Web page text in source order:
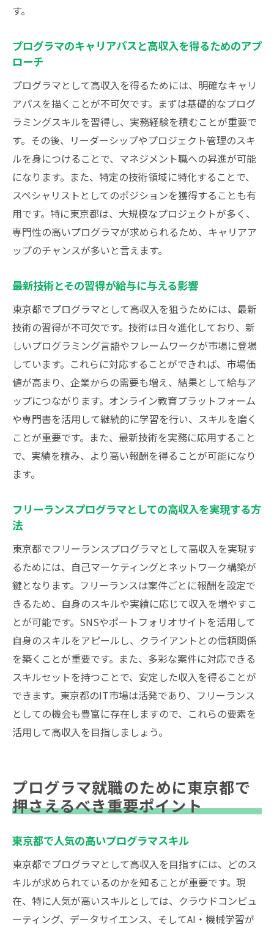
得るためのステップ
高給与求人の見つけ方と応募時のポイント
プログラマが高収入を得るための計画作り
インターンシップから高収入へつながる道
リモートワークの普及と給与の関係
プログラマとしての長期的なキャリア設計
プログラマ就職を成功させるための東京都での
具体的なアプローチ
東京都内のIT企業の特徴と選び方
成功するための効果的な履歴書とポートフ
面接対策と自信を持つための準備
ネットワーキングイベントとその活用方法
IT業界の最新トレンドを押さえる方法
企業研究と適した企業の見つけ方
東京都のプログラマが高年収を実現するために
必要なスキルと知識
需要の高いプログラミング言語と技術
プロジェクト管理スキルの重要性
チームワークとコミュニケーションスキル
継続的な学習と自己研鑽の方法
プログラマ就職を目指すなら東京都でのキャリ
アアップ方法を徹底解説
キャリアコンサルティングの活用法
オンライン学習とその効果的な活用方法
業界イベントとカンファレンス参加のメリ
ット
実務経験を積むためのインターンシップの
重要性
コミュニティ参加と人脈作り
キャリアアップのための目標設定と達成方
す。
プログラマのキャリアパスと高収入を得るためのアプ
ローチ
プログラマとして高収入を得るためには、明確なキャリ
アパスを描くことが不可欠です。まずは基礎的なプログ
ラミングスキルを習得し、実務経験を積むことが重要で
す。その後、リーダーシップやプロジェクト管理のスキ
ルを身につけることで、マネジメント職への昇進が可能
になります。また、特定の技術領域に特化することで、
スペシャリストとしてのポジションを獲得することも有
用です。特に東京都は、大規模なプロジェクトが多く、
専門性の高いプログラマが求められるため、キャリアア
ップのチャンスが多いと言えます。
最新技術とその習得が給与に与える影響
東京都でプログラマとして高収入を狙うためには、最新
技術の習得が不可欠です。技術は日々進化しており、新
しいプログラミング言語やフレームワークが市場に登場
しています。これらに対応することができれば、市場価
値が高まり、企業からの需要も増え、結果として給与ア
ップにつながります。オンライン教育プラットフォーム
や専門書を活用して継続的に学習を行い、スキルを磨く
ことが重要です。また、最新技術を実務に応用すること
で、実績を積み、より高い報酬を得ることが可能になり
ます。
フリーランスプログラマとしての高収入を実現する方
法
東京都でフリーランスプログラマとして高収入を実現す
るためには、自己マーケティングとネットワーク構築が
鍵となります。フリーランスは案件ごとに報酬を設定で
きるため、自身のスキルや実績に応じて収入を増やすこ
とが可能です。SNSやポートフォリオサイトを活用して
自身のスキルをアピールし、クライアントとの信頼関係
を築くことが重要です。また、多彩な案件に対応できる
スキルセットを持つことで、安定した収入を得ることが
できます。東京都のIT市場は活発であり、フリーランス
としての機会も豊富に存在しますので、これらの要素を
活用して高収入を目指しましょう。
プログラマ就職のために東京都で
押さえるべき重要ポイント
東京都で人気の高いプログラマスキル
東京都でプログラマとして高収入を目指すには、どのス
キルが求められているのかを知ることが重要です。現
在、特に人気が高いスキルとしては、クラウドコンピュ
ーティング、データサイエンス、そしてAI・機械学習が